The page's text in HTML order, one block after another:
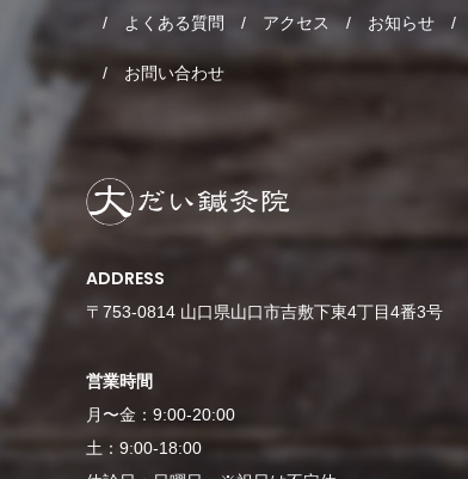
よくある質問 アクセス お知らせ
お問い合わせ
ADDRESS
〒753-0814 山口県山口市吉敷下東4丁目4番3号
営業時間
月〜金：9:00-20:00
土：9:00-18:00